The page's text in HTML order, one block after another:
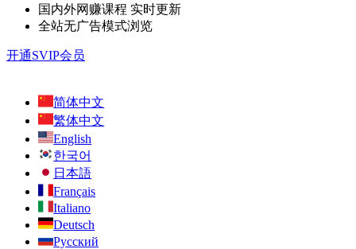
国内外网赚课程 实时更新
全站无广告模式浏览
开通SVIP会员
简体中文
繁体中文
English
한국어
日本語
Français
Italiano
Deutsch
Русский